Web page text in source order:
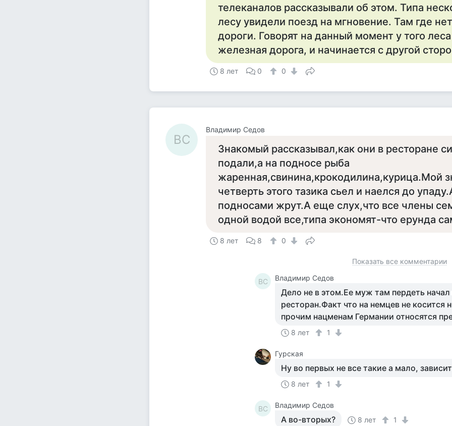
телеканалов рассказывали об этом. Типа
лесу увидели поезд на мгновение. Там где
дороги. Говорят на данный момент у того
железная дорога, и начинается с другой
8 лет 0 0
ВС
Владимир Седов
Знакомый рассказывал,как они в ресторане
подали,а на подносе рыба
жаренная,свинина,крокодилина,курица.Мой
четверть этого тазика сьел и наелся до
подносами жрут.А еще слух,что все члены
одной водой все,типа экономят-что ерунда
8 лет 8 0
Показать все комментарии
ВС Владимир Седов
Дело не в этом.Ее муж там пердеть начал
ресторан.Факт что на немцев не косится
прочим нацменам Германии относятся
8 лет 1
Гурская
Ну во первых не все такие а мало,
8 лет 1
ВС Владимир Седов
А во-вторых? 8 лет 1